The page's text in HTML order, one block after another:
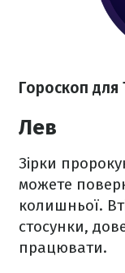
Гороскоп для
Лев
Зірки
можете
колишньої.
стосунки,
працювати.